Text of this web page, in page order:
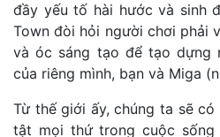
đầy yếu tố hài hước và sinh
Town đòi hỏi người chơi phải
và óc sáng tạo để tạo dựng
của riêng mình, bạn và Miga
Từ thế giới ấy, chúng ta sẽ
tật mọi thứ trong cuộc